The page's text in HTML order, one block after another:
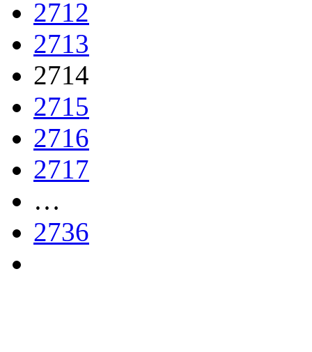
2712
2713
2714
2715
2716
2717
…
2736